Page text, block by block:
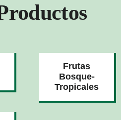
Frutas
Bosque-
Tropicales